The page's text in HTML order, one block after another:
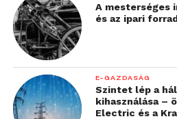
A hátlapon található 16
segédfénnyel rendelkezik, a
ben is megtalálható beállítások
fénymérés, stb) és a
megmaradtak. A vízalatti
nyújt segítséget, hiszen
gyakorlatilag
A mesterséges
és az ipari
E-GAZDASÁG
Szintet lép a
kihasználása –
Electric és a